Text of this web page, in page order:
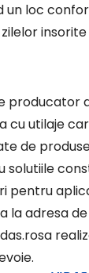
un loc
producator
cu utilaje
de
solutiile
pentru
la adresa de
sa